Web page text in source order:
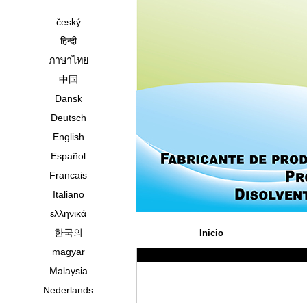
český
हिन्दी
ภาษาไทย
中国
Dansk
Deutsch
English
Español
Francais
Italiano
ελληνικά
한국의
magyar
Malaysia
Nederlands
Inicio